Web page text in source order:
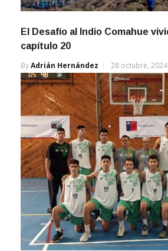
El Desafío al Indio Comahue
capítulo 20
ByAdrián Hernández 28 octubre, 2024